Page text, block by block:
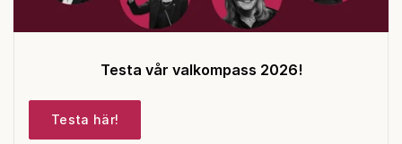
Testa vår valkompass 2026!
Testa här!